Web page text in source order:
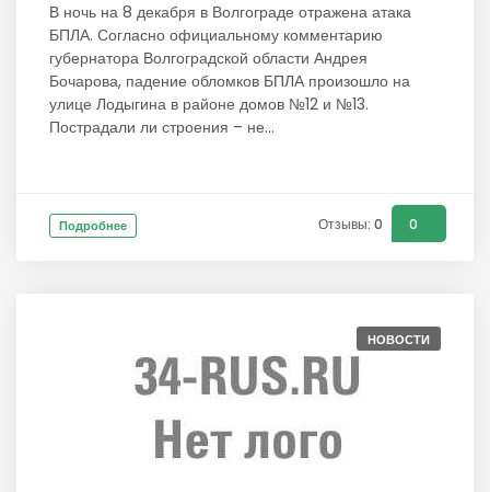
В ночь на 8 декабря в Волгограде отражена атака
БПЛА. Согласно официальному комментарию
губернатора Волгоградской области Андрея
Бочарова, падение обломков БПЛА произошло на
улице Лодыгина в районе домов №12 и №13.
Пострадали ли строения – не...
Подробнее Отзывы: 0 0
НОВОСТИ